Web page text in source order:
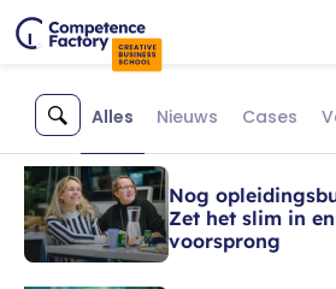
Alles Nieuws Cases
Nog
Zet het slim in
voorsprong